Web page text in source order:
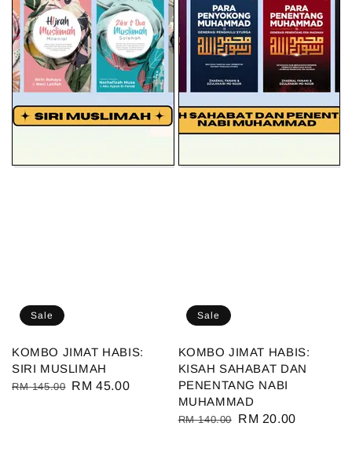
Sale
KOMBO JIMAT HABIS:
SIRI MUSLIMAH
Regular
RM 145.00 Sale
RM 45.00
Sale
KOMBO JIMAT HABIS:
KISAH SAHABAT DAN
PENENTANG NABI
MUHAMMAD
Regular
RM 140.00
Sale
RM 20.00